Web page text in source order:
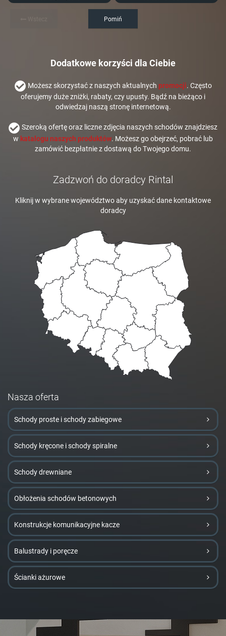
Pomiń
Dodatkowe korzyści dla Ciebie
Możesz skorzystać z naszych aktualnych promocji. Często
oferujemy duże zniżki, rabaty, czy upusty. Bądź na bieżąco i
odwiedzaj naszą stronę internetową.
Szeroką ofertę oraz liczne zdjęcia naszych schodów znajdziesz
w katalogu naszych produktów. Możesz go obejrzeć, pobrać lub
zamówić bezpłatnie z dostawą do Twojego domu.
Zadzwoń do doradcy Rintal
Kliknij w wybrane województwo aby uzyskać dane kontaktowe
doradcy
Nasza oferta
Schody proste i schody zabiegowe
Schody kręcone i schody spiralne
Schody drewniane
Obłożenia schodów betonowych
Konstrukcje komunikacyjne kacze
Balustrady i poręcze
Ścianki ażurowe